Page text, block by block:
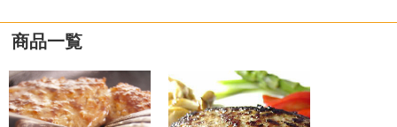
商品一覧